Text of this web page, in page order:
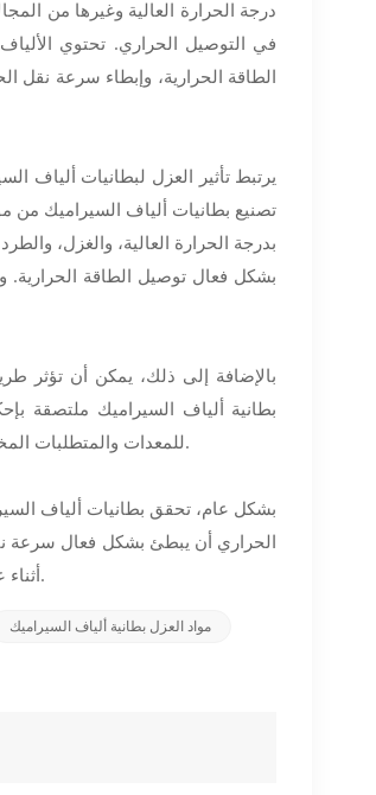
درجة الحرارة العالية وغيرها من
في التوصيل الحراري. تحتوي
الطاقة الحرارية، وإبطاء سرعة نقل
يرتبط تأثير العزل لبطانيات ألياف
تصنيع بطانيات ألياف السيراميك من
بدرجة الحرارة العالية، والغزل،
بشكل فعال توصيل الطاقة الحرارية.
بالإضافة إلى ذلك، يمكن أن تؤثر
بطانية ألياف السيراميك ملتصقة
للمعدات والمتطلبات المختلفة، يمكن اختيار بطانيات ألياف السيراميك بسماكات ومواصفات مختلفة لتحقيق تأثيرات عزل أفضل.
بشكل عام، تحقق بطانيات ألياف
الحراري أن يبطئ بشكل فعال سرعة
أثناء عملية التثبيت، يجب اختيار طريقة التثبيت المناسبة لضمان تأثير العزل الأمثل لبطانية ألياف السيراميك.
مواد العزل بطانية ألياف السيراميك